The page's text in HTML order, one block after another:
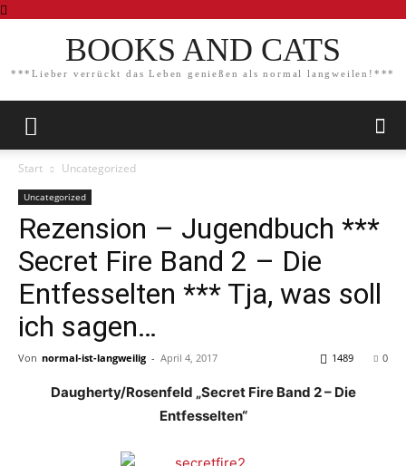
BOOKS AND CATS
***Lieber verrückt das Leben genießen als normal langweilen!***
Start Uncategorized
Uncategorized
Rezension – Jugendbuch ***
Secret Fire Band 2 – Die
Entfesselten *** Tja, was soll
ich sagen…
Von normal-ist-langweilig - April 4, 2017 0
1489
Daugherty/Rosenfeld „Secret Fire Band 2 – Die
Entfesselten“